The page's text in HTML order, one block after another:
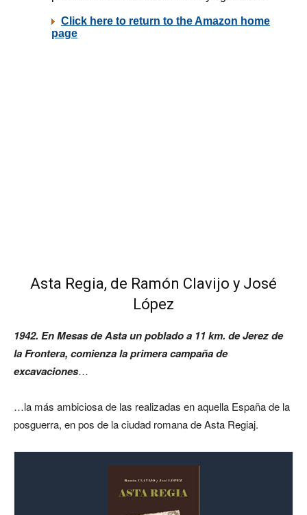
Asta Regia, de Ramón Clavijo y José
López
1942. En Mesas de Asta un poblado a 11 km. de Jerez de
la Frontera, comienza la primera campaña de
excavaciones…
…la más ambiciosa de las realizadas en aquella España de la
posguerra, en pos de la ciudad romana de Asta Regiaj.